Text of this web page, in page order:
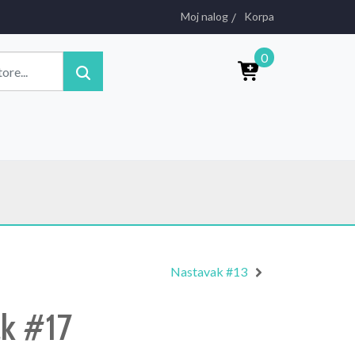
Moj nalog Korpa
0
Nastavak #13
#17